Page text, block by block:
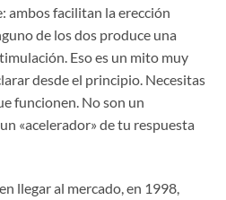
ambos facilitan la erección
de los dos produce una
Eso es un mito muy
desde el principio. Necesitas
funcionen. No son un
«acelerador» de tu respuesta
llegar al mercado, en 1998,